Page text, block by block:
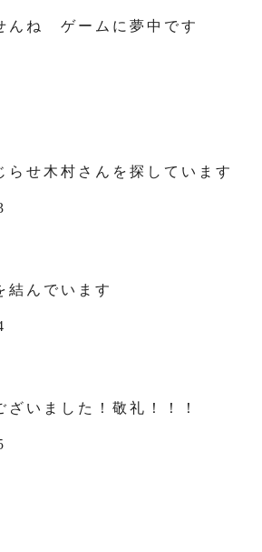
んね ゲームに夢中です
らせ木村さんを探しています
結んでいます
ざいました！敬礼！！！